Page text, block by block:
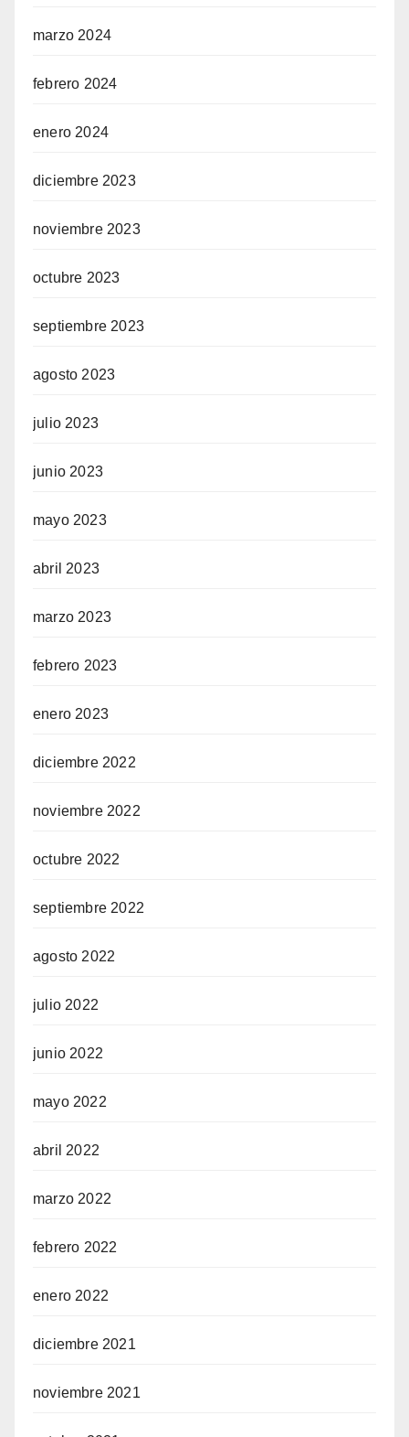
marzo 2024
febrero 2024
enero 2024
diciembre 2023
noviembre 2023
octubre 2023
septiembre 2023
agosto 2023
julio 2023
junio 2023
mayo 2023
abril 2023
marzo 2023
febrero 2023
enero 2023
diciembre 2022
noviembre 2022
octubre 2022
septiembre 2022
agosto 2022
julio 2022
junio 2022
mayo 2022
abril 2022
marzo 2022
febrero 2022
enero 2022
diciembre 2021
noviembre 2021